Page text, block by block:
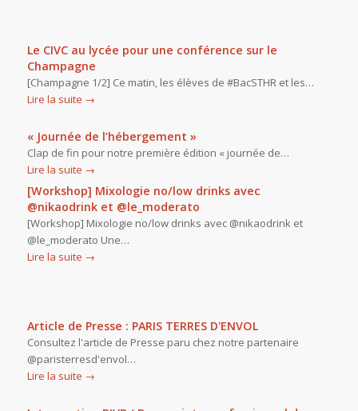
Le CIVC au lycée pour une conférence sur le
Champagne
[Champagne 1/2] Ce matin, les élèves de #BacSTHR et les…
Lire la suite →
« Journée de l’hébergement »
Clap de fin pour notre première édition « journée de…
Lire la suite →
[Workshop] Mixologie no/low drinks avec
@nikaodrink et @le_moderato
[Workshop] Mixologie no/low drinks avec @nikaodrink et
@le_moderato Une…
Lire la suite →
Article de Presse : PARIS TERRES D'ENVOL
Consultez l'article de Presse paru chez notre partenaire
@paristerresd'envol…
Lire la suite →